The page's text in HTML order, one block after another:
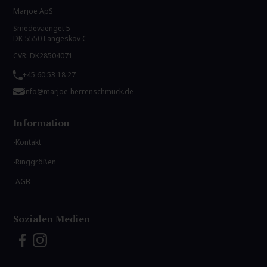
Marjoe ApS
Smedevaenget 5
DK-5550 Langeskov C
CVR: DK28504071
+45 60 53 18 27
info@marjoe-herrenschmuck.de
Information
Kontakt
Ringgrößen
AGB
Sozialen Medien